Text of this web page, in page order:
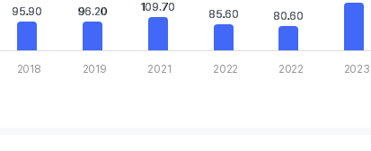
95.90
95.90 96.20
96.20 109.70
109.70
85.60
85.60 80.60
80.60
2018 2019 2021 2022 2022 2023